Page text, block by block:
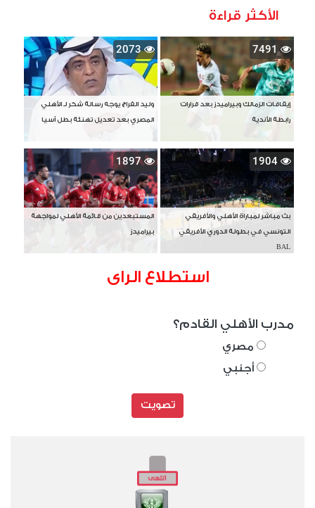
الأكثر قراءة
7491
إيقافات الزمالك وبيراميدز بعد قرارات
رابطة الأندية
2073
وليد الفراج يوجه رسالة شكر لـ الأهلي
المصري بعد تعديل تهنئة بطل آسيا
1904
بث مباشر لمباراة الأهلي والأفريقي
التونسي في بطولة الدوري الأفريقي
BAL
1897
المستبعدين من قائمة الأهلي لمواجهة
بيراميدز
استطلاع الراى
مدرب الأهلي القادم؟
مصري
أجنبي
تصويت